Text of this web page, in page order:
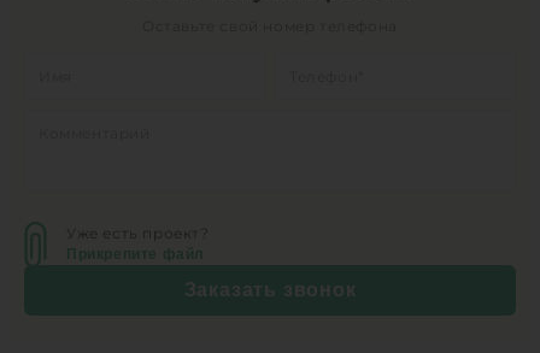
Уже есть проект?
Прикрепите файл
Заказать звонок